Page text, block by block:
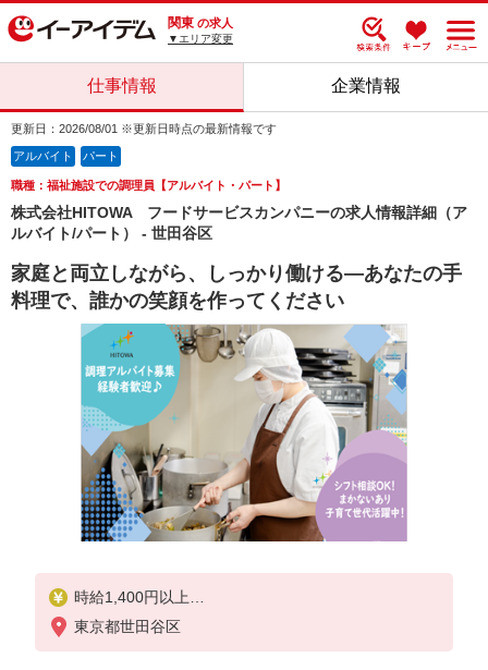
関東 の求人
▼エリア変更
仕事情報 企業情報
更新日：2026/08/01 ※更新日時点の最新情報です
アルバイト パート
職種：福祉施設での調理員【アルバイト・パート】
株式会社HITOWA フードサービスカンパニーの求人情報詳細（ア
ルバイト/パート） - 世田谷区
家庭と両立しながら、しっかり働ける―あなたの手
料理で、誰かの笑顔を作ってください
時給1,400円以上
※経験によりスタート時給は変動します。
東京都世田谷区